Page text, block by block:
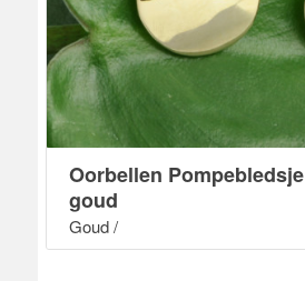
Oorbellen Pompebledsje
goud
Goud /